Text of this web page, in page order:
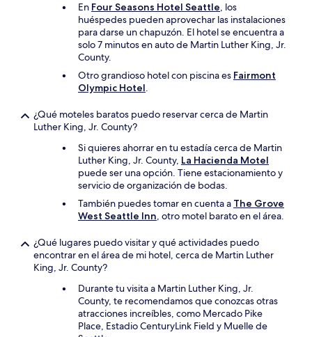
En Four Seasons Hotel Seattle, los
huéspedes pueden aprovechar las instalaciones
para darse un chapuzón. El hotel se encuentra a
solo 7 minutos en auto de Martin Luther King, Jr.
County.
Otro grandioso hotel con piscina es Fairmont
Olympic Hotel.
¿Qué moteles baratos puedo reservar cerca de Martin
Luther King, Jr. County?
Si quieres ahorrar en tu estadía cerca de Martin
Luther King, Jr. County, La Hacienda Motel
puede ser una opción. Tiene estacionamiento y
servicio de organización de bodas.
También puedes tomar en cuenta a The Grove
West Seattle Inn, otro motel barato en el área.
¿Qué lugares puedo visitar y qué actividades puedo
encontrar en el área de mi hotel, cerca de Martin Luther
King, Jr. County?
Durante tu visita a Martin Luther King, Jr.
County, te recomendamos que conozcas otras
atracciones increíbles, como Mercado Pike
Place, Estadio CenturyLink Field y Muelle de